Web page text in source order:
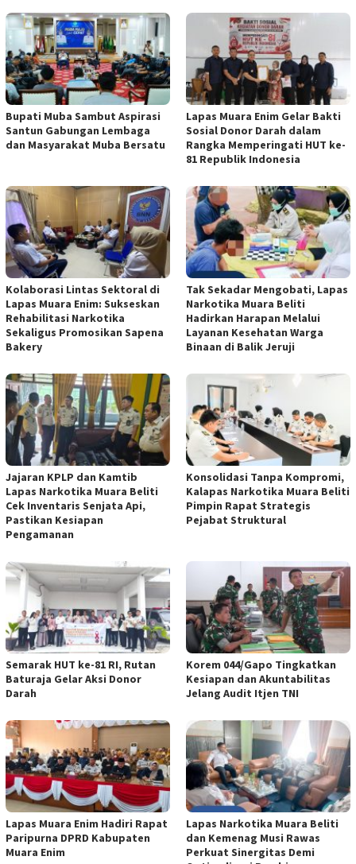
Bupati Muba Sambut Aspirasi
Santun Gabungan Lembaga
dan Masyarakat Muba Bersatu
Lapas Muara Enim Gelar Bakti
Sosial Donor Darah dalam
Rangka Memperingati HUT ke-
81 Republik Indonesia
Kolaborasi Lintas Sektoral di
Lapas Muara Enim: Sukseskan
Rehabilitasi Narkotika
Sekaligus Promosikan Sapena
Bakery
Tak Sekadar Mengobati, Lapas
Narkotika Muara Beliti
Hadirkan Harapan Melalui
Layanan Kesehatan Warga
Binaan di Balik Jeruji
Jajaran KPLP dan Kamtib
Lapas Narkotika Muara Beliti
Cek Inventaris Senjata Api,
Pastikan Kesiapan
Pengamanan
Konsolidasi Tanpa Kompromi,
Kalapas Narkotika Muara Beliti
Pimpin Rapat Strategis
Pejabat Struktural
Semarak HUT ke-81 RI, Rutan
Baturaja Gelar Aksi Donor
Darah
Korem 044/Gapo Tingkatkan
Kesiapan dan Akuntabilitas
Jelang Audit Itjen TNI
Lapas Muara Enim Hadiri Rapat
Paripurna DPRD Kabupaten
Muara Enim
Lapas Narkotika Muara Beliti
dan Kemenag Musi Rawas
Perkuat Sinergitas Demi